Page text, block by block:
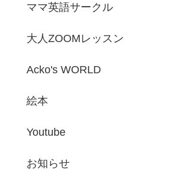
ママ英語サークル
大人ZOOMレッスン
Acko's WORLD
絵本
Youtube
お知らせ